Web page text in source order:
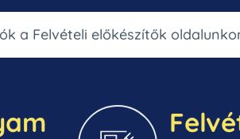
a Felvételi előkészítők